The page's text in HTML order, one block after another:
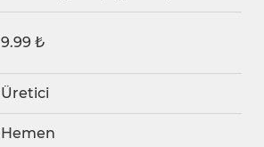
9.99 ₺
Üretici
Hemen